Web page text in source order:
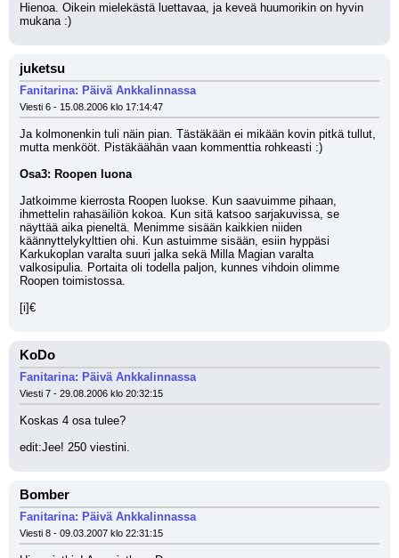
Hienoa. Oikein mielekästä luettavaa, ja keveä huumorikin on hyvin
mukana :)
juketsu
Fanitarina: Päivä Ankkalinnassa
Viesti 6 - 15.08.2006 klo 17:14:47
Ja kolmonenkin tuli näin pian. Tästäkään ei mikään kovin pitkä tullut,
mutta menkööt. Pistäkäähän vaan kommenttia rohkeasti :)
Osa3: Roopen luona
Jatkoimme kierrosta Roopen luokse. Kun saavuimme pihaan,
ihmettelin rahasäiliön kokoa. Kun sitä katsoo sarjakuvissa, se
näyttää aika pieneltä. Menimme sisään kaikkien niiden
käännyttelykylttien ohi. Kun astuimme sisään, esiin hyppäsi
Karkukoplan varalta suuri jalka sekä Milla Magian varalta
valkosipulia. Portaita oli todella paljon, kunnes vihdoin olimme
Roopen toimistossa.
[i]€
KoDo
Fanitarina: Päivä Ankkalinnassa
Viesti 7 - 29.08.2006 klo 20:32:15
Koskas 4 osa tulee?
edit:Jee! 250 viestini.
Bomber
Fanitarina: Päivä Ankkalinnassa
Viesti 8 - 09.03.2007 klo 22:31:15